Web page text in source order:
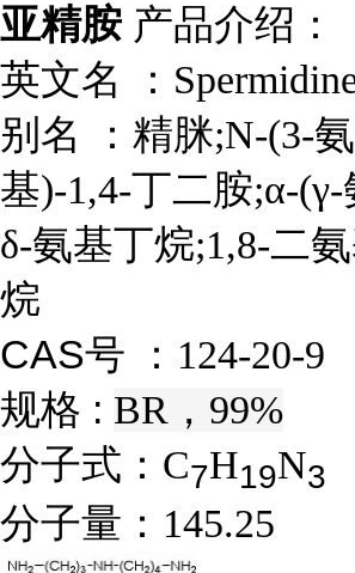
亚精胺 产品介绍：
英文名 ：
别名 ： 精脒;N-(3-
基)-1,4-丁二胺;α-
δ-氨基丁烷;1,8-二
烷
CAS号 ： 124-20-9
规格 : BR，99%
分子式： C7H19N3
分子量： 145.25